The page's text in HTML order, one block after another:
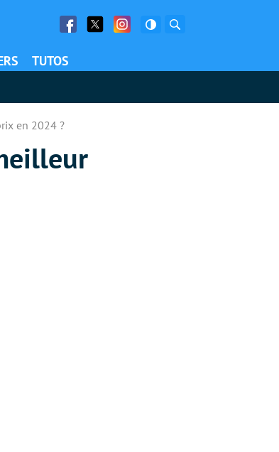
Facebook
Twitter Facebook
TUTOS
en 2024 ?